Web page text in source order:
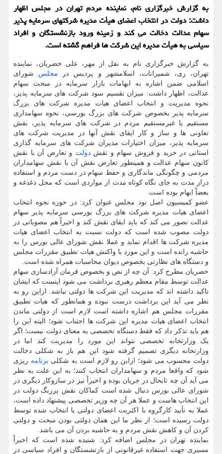
به گزارش خبرگزاری نام، نماینده مردم تهران در مجلس اظهار
داشت: دولت در انتخاب اعضای هیأت مدیره شرکتهای سرمایه پذیر
سهام عدالت دخالت می کند و زمینه ورود بازنشستگان و افراد
سیاسی به هیأت مدیره این شرکت ها فراهم گشته است.
به گزارش خبرگزاری نام به نقل از مهر، علی خضریان، نماینده
تهران، ری، شمیرانات، اسلامشهر و پردیس در مجلس شورای
اسلامی ضمن اشاره به ابهامات بازار سرمایه در مبحث سهام
عدالت، اظهار داشت: میزان تقسیم سود شرکت های سرمایه پذیر،
نحوه مدیریت و انتخاب اعضای هیات مدیره شرکت های بزرگ
سرمایه پذیر بخصوص شرکت های بزرگ بورسی، نحوه سهامداری
مستقیم یا غیرمستقیم مردم در شرکت های سرمایه پذیر، نقش
تعاونی ها و ساز و کار ایفای نقش آنها در مدیریت شرکت های
سرمایه پذیر، میزان اختیارات مدیران شرکت های سرمایه گذاری
استانی در خرید و فروش سهام و نقشدولت و تعارض آن با نقش
کانون سهام عدالت و همینطور تعارض نقش آن با نقش سهامداران
مردمی و چگونگی ماندگاری و حفظ سهام در دست مردم و استفاده
دراز مدت به جای نگاه کوتاه مدت از مواردی است که محل دغدغه و
بعضاً ابهام بوده است.
عضو کمیسیون اصل نود مجلس عنوان کرد: در حوزه نحوه انتخاب
اعضای هیات مدیره شرکت های بزرگ بورسی سرمایه پذیر سهام
عدالت تصور می کند که باید ایفای نقش کند و اخیراً هم مصوباتی در
دولت مصوب شده است که دولت نسبت به انتخاب اعضای هیات
مدیره شرکت ها اقدام نماید و عملا نقش شورای عالی بورس را به
حاشیه رانده است و این مورد با واکنش هیات تطبیق مقررات مجلس
و دستگاه های نظارتی بخصوص دیوان محاسبات همراه شده است.
خضریان مطرح کرد: آن چه از نص و بخصوص فرمان آزادسازی سهام
عدالت توسط مقام معظم رهبری برداشت می شود اینست که ایشان
تاکید داشته اند که مدیریت این شرکت ها دولتی نباشد. ازاین رو به
نظر می آید این برداشت درست نبوده و همانطور که هیات تطبیق
مقررات مجلس هم اشاره داشته است لازم است از دولتی ماندن
انتخاب اعضای هیات مدیره این شرکت ها اجتناب شود؛ البته این را
هم باید تذکر داد که فقط دستگاه تخصصی به معنای دولت نیست؛ اگر
یک وزارتخانه تخصصی نتواند این مورد را مدیریت کند اما در
وزارتخانه دیگری تصمیم گرفته شود این هم باز به شکلی دخالت
دولت محسوب می شود؛ ازاین رو لازم است به شکلی برنامه ریزی
شود که واقعا مردم و سهامداران انتخاب کنند؛ به این علت به نظر
می آید آن چه تابحال در جریان بوده و اخیراً نیز در سازوکار دیگری در
شورای عالی بورس دنبال شده است کماکان نقش پررنگ دولت در
این انتخاب هاست و عملا هر آن چه وزیر تخصصی پیشنهاد داده است،
عملا به تأیید کارگروه با اکثریت اعضای دولتی یا انتخاب شده توسط
دولت رسیده است؛ از نظر ما این همان دولتی بودن مبحث و دولتی
کردن آن و کاهش نقش مردم و به حاشیه بردن آن می باشد.
نماینده تهران در مجلس اضافه کرد: شنیده شده است که اخیراً
مسیری جهت استفاده غیرقانونی از بازنشستگان و افراد سیاسی در